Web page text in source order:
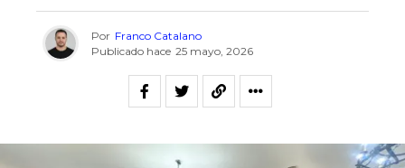
Por Franco Catalano
Publicado hace 25 mayo, 2026